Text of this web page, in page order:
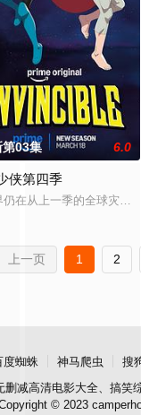
界，地点是一个名为哼
第03集 6.0
侠第四季
仍在从上一季的全球灾难
上一页 1 2
度蜘蛛 神马爬虫 搜
删减高清电影大全、搞笑
© 2023